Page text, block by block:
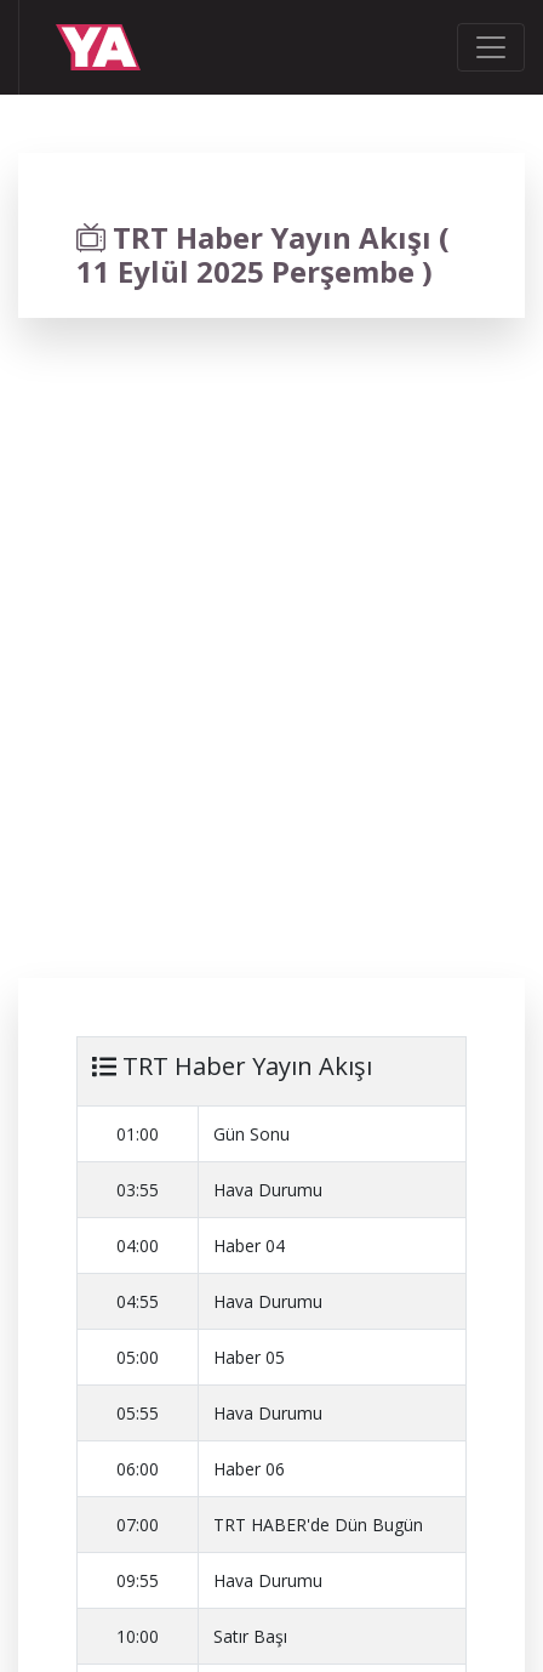
TRT Haber Yayın Akışı (
11 Eylül 2025 Perşembe )
TRT Haber Yayın Akışı
01:00 Gün Sonu
03:55 Hava Durumu
04:00 Haber 04
04:55 Hava Durumu
05:00 Haber 05
05:55 Hava Durumu
06:00 Haber 06
07:00 TRT HABER'de Dün Bugün
09:55 Hava Durumu
10:00 Satır Başı